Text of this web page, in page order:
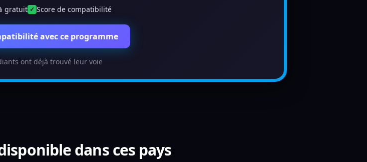
gratuit ✓ Score de compatibilité
avec ce programme
ont déjà trouvé leur voie
dans ces pays